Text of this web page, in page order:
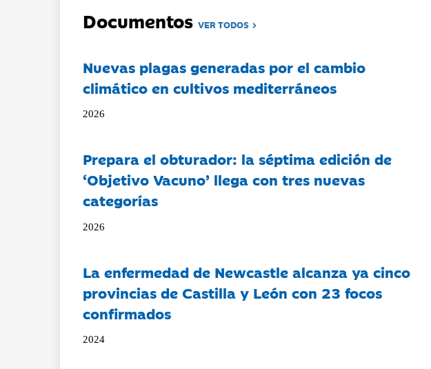
DocumentosVER TODOS
Nuevas plagas generadas por el cambio
climático en cultivos mediterráneos
2026
Prepara el obturador: la séptima edición de
‘Objetivo Vacuno’ llega con tres nuevas
categorías
2026
La enfermedad de Newcastle alcanza ya cinco
provincias de Castilla y León con 23 focos
confirmados
2024